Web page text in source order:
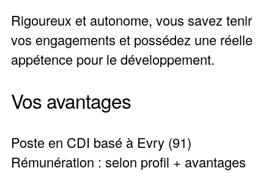
Rigoureux et autonome, vous savez tenir
vos engagements et possédez une réelle
appétence pour le développement.
Vos avantages
Poste en CDI basé à Evry (91)
Rémunération : selon profil + avantages